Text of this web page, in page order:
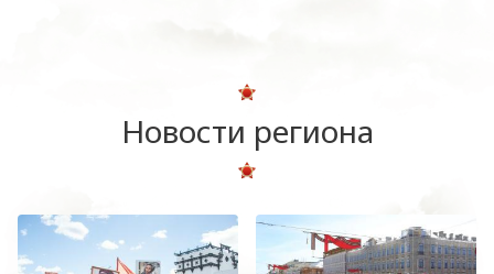
Новости региона